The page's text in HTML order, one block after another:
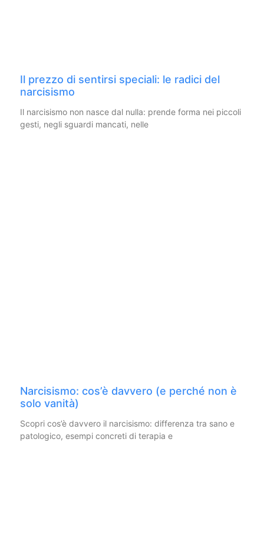
Il prezzo di sentirsi speciali: le radici del
narcisismo
Il narcisismo non nasce dal nulla: prende forma nei piccoli
gesti, negli sguardi mancati, nelle
Narcisismo: cos’è davvero (e perché non è
solo vanità)
Scopri cos’è davvero il narcisismo: differenza tra sano e
patologico, esempi concreti di terapia e